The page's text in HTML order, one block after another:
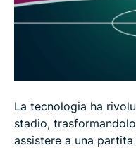
La tecnologia ha
stadio,
assistere a una